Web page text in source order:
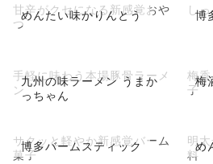
めんたい味かりんとう
甘辛がクセになる新感覚おや
つ
博
し
九州の味ラーメン うまか
っちゃん
手軽に味わう本場豚骨ラーメ
ン
梅
梅
子
博多バームスティック
サクッと軽やか新感覚バーム
菓子
め
明
料